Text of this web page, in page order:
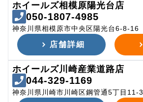
ホイールズ相模原陽光台店
050-1807-4985
神奈川県相模原市中央区陽光台6-8-16
店舗詳細
ホイールズ川崎産業道路店
044-329-1169
神奈川県川崎市川崎区鋼管通5丁目11-3